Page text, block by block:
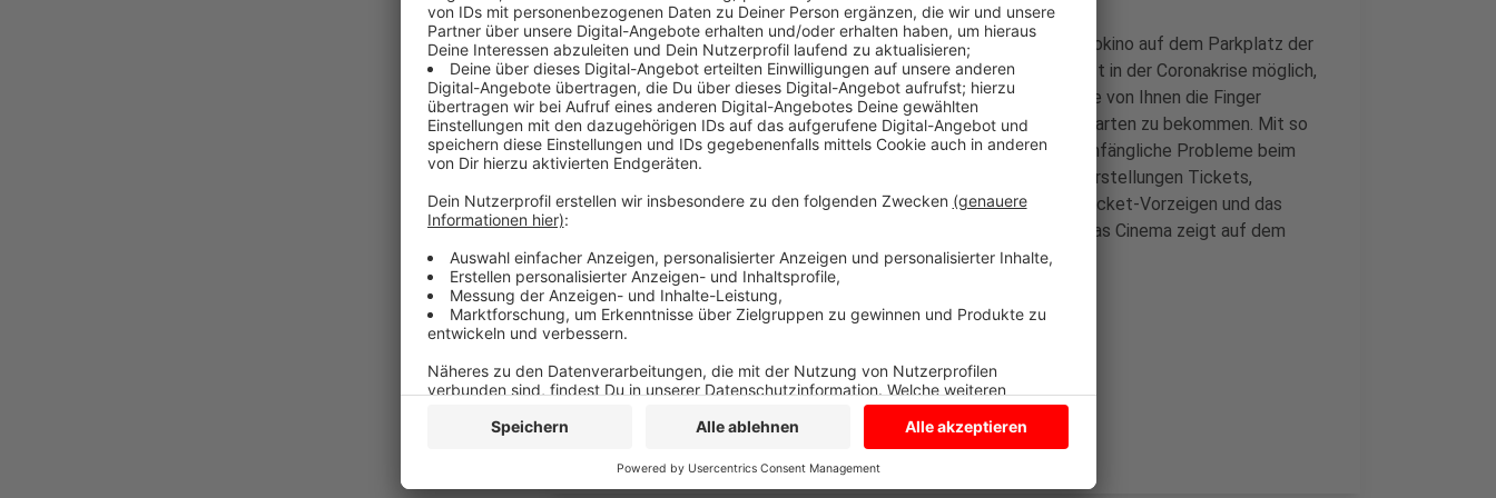
Das ist wirklich ein Knaller-Angebot morgen an Karfreitag: Ein Autokino auf dem Parkplatz der
Diskothek Fabrik in Coesfeld. Das Cinema Coesfeld macht es jetzt in der Coronakrise möglich,
da das Kino geschlossen ist. Und heute Vormittag haben sich viele von Ihnen die Finger
sprichwörtlich wund geklickt. Sie haben versucht die begehrten Karten zu bekommen. Mit so
einem großen Ansturm hat das Conema-Team nicht gerechnet. Anfängliche Probleme beim
Buchen sind behoben. Die gute Nachricht: Es gibt noch für alle Vorstellungen Tickets,
allerdings nicht mehr viele. Alles läuft völlig kontaktfrei ab. Das Ticket-Vorzeigen und das
Einsammeln der Snacks. Der erste Film läuft morgen um 17 Uhr, das Cinema zeigt auf dem
Parkplatz der Diskothek Fabrik "Die Eiskönigin 2".
Anzeige